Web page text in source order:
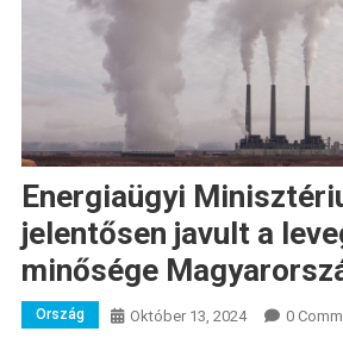
Energiaügyi
jelentősen javult a
minősége
Ország Október 13, 2024 0